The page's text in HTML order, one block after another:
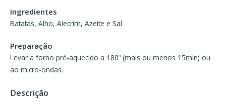
Ingredientes
Batatas, Alho, Alecrim, Azeite e Sal.
Preparação
Levar a forno pré-aquecido a 180º (mais ou menos 15min) ou
ao micro-ondas.
Descrição